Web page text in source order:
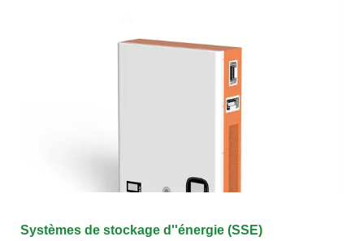
Systèmes de stockage d''énergie (SSE)